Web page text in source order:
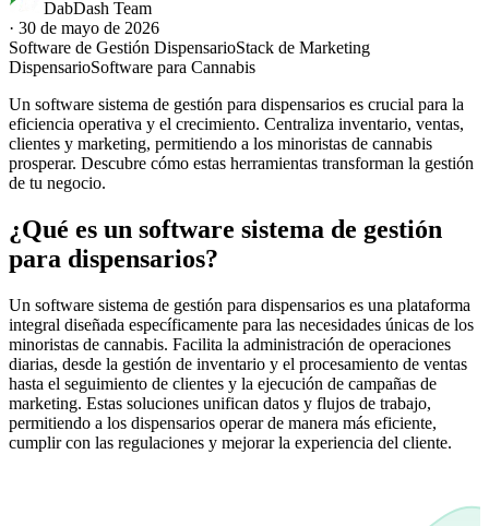
DabDash Team
· 30 de mayo de 2026
Software de Gestión DispensarioStack de Marketing
DispensarioSoftware para Cannabis
Un software sistema de gestión para dispensarios es crucial para la
eficiencia operativa y el crecimiento. Centraliza inventario, ventas,
clientes y marketing, permitiendo a los minoristas de cannabis
prosperar. Descubre cómo estas herramientas transforman la gestión
de tu negocio.
¿Qué es un software sistema de gestión
para dispensarios?
Un software sistema de gestión para dispensarios es una plataforma
integral diseñada específicamente para las necesidades únicas de los
minoristas de cannabis. Facilita la administración de operaciones
diarias, desde la gestión de inventario y el procesamiento de ventas
hasta el seguimiento de clientes y la ejecución de campañas de
marketing. Estas soluciones unifican datos y flujos de trabajo,
permitiendo a los dispensarios operar de manera más eficiente,
cumplir con las regulaciones y mejorar la experiencia del cliente.